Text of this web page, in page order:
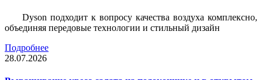
Dyson подходит к вопросу качества воздуха комплексно,
объединяя передовые технологии и стильный дизайн
Подробнее
28.07.2026